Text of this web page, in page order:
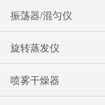
振荡器/混匀仪
旋转蒸发仪
喷雾干燥器